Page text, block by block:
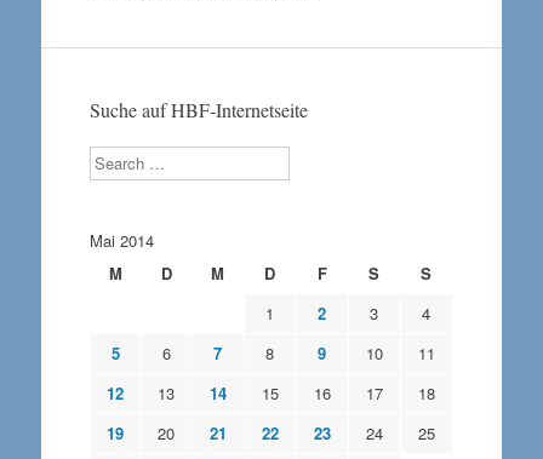
Suche auf HBF-Internetseite
Search
Mai 2014
M
D M D F S
S
1
2 3
4
5
6 7 8 9 10
11
12
13 14 15 16 17
18
19
20 21 22 23 24
25